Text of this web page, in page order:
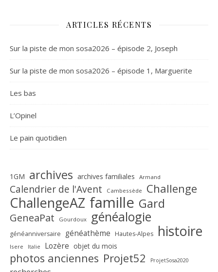
ARTICLES RÉCENTS
Sur la piste de mon sosa2026 – épisode 2, Joseph
Sur la piste de mon sosa2026 – épisode 1, Marguerite
Les bas
L’Opinel
Le pain quotidien
1GM archives archives familiales Armand
Calendrier de l'Avent Cambessède Challenge
ChallengeAZ famille Gard
GeneaPat Gourdoux généalogie
généanniversaire généathème Hautes-Alpes histoire
Isere Italie Lozère objet du mois
photos anciennes Projet52 ProjetSosa2020